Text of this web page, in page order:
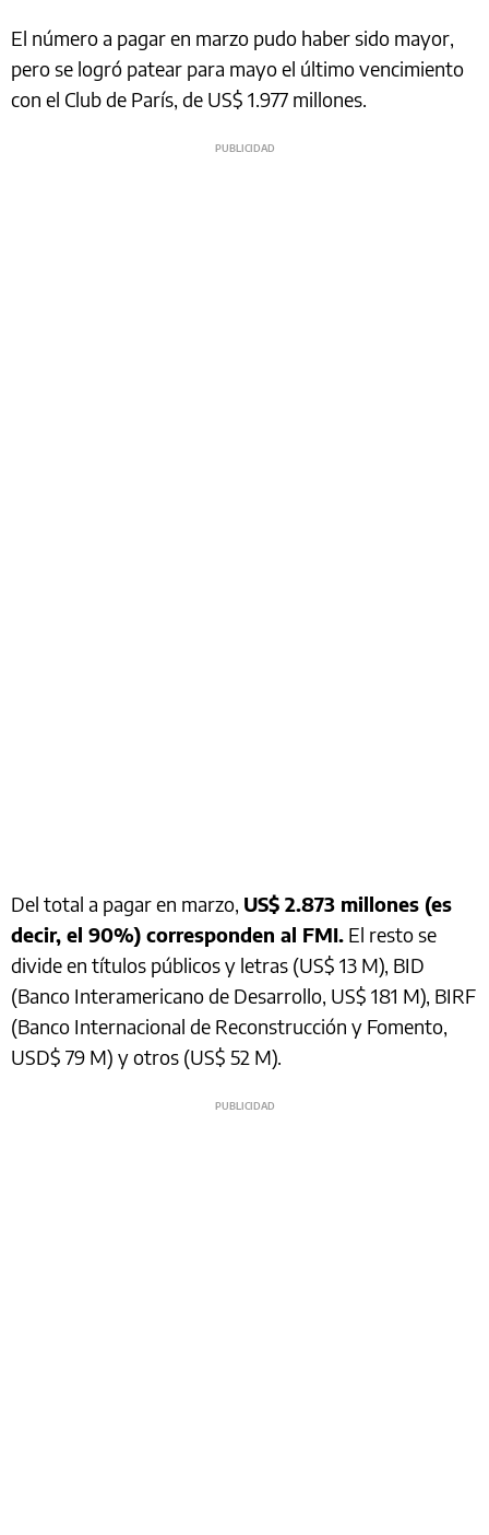
El número a pagar en marzo pudo haber sido mayor,
pero se logró patear para mayo el último vencimiento
con el Club de París, de US$ 1.977 millones.
Del total a pagar en marzo, US$ 2.873 millones (es
decir, el 90%) corresponden al FMI. El resto se
divide en títulos públicos y letras (US$ 13 M), BID
(Banco Interamericano de Desarrollo, US$ 181 M), BIRF
(Banco Internacional de Reconstrucción y Fomento,
USD$ 79 M) y otros (US$ 52 M).